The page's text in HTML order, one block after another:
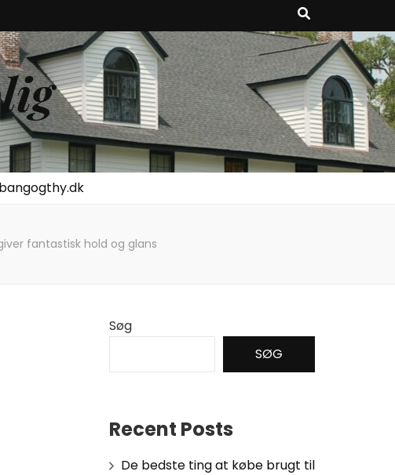
fantastisk hold og glans
Søg
SØG
Recent Posts
De bedste ting at købe brugt til